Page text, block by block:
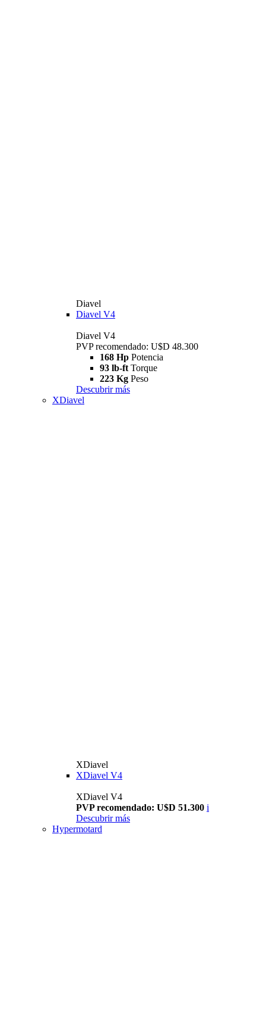
Diavel
Diavel V4
Diavel V4
PVP recomendado: U$D 48.300
168 Hp Potencia
93 lb-ft Torque
223 Kg Peso
Descubrir más
XDiavel
XDiavel
XDiavel V4
XDiavel V4
PVP recomendado: U$D 51.300 i
Descubrir más
Hypermotard